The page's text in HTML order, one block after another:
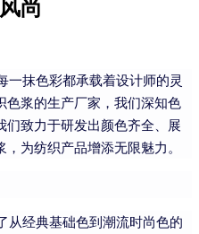
尚
抹色彩都承载着设计师的灵
色浆的生产厂家，我们深知色
致力于研发出颜色齐全、展
为纺织产品增添无限魅力。
从经典基础色到潮流时尚色的